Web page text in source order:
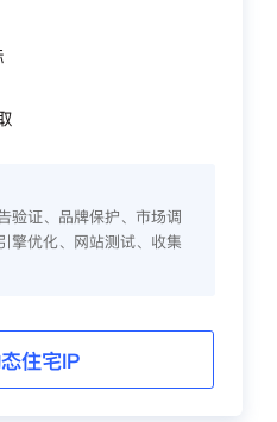
验证、品牌保护、市场调
擎优化、网站测试、收集
住宅IP